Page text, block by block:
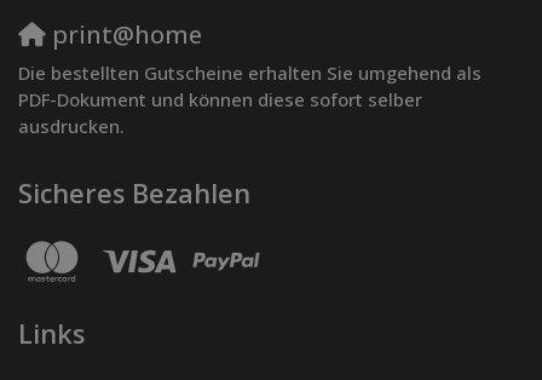
print@home
Die bestellten Gutscheine erhalten Sie umgehend als
PDF-Dokument und können diese sofort selber
ausdrucken.
Sicheres Bezahlen
Links